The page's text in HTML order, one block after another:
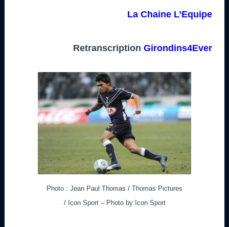
La Chaine L’Equipe
Retranscription Girondins4Ever
Photo : Jean Paul Thomas / Thomas Pictures
/ Icon Sport – Photo by Icon Sport